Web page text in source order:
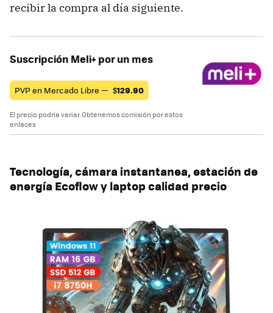
recibir la compra al día siguiente.
Suscripción Meli+ por un mes
PVP en Mercado Libre — $129.90
El precio podría variar. Obtenemos comisión por estos
enlaces
Tecnología, cámara instantanea, estación de
energía Ecoflow y laptop calidad precio